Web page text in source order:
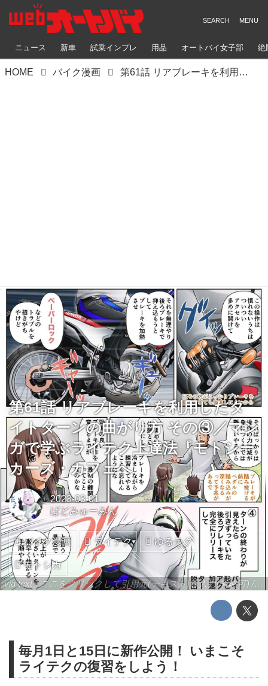
ニュース 新車 試乗インプレ 用品 オートバイ女子部 絶
HOME バイク漫画 第61話 リアブレーキを利用したタイトターンの曲がり方 その③／マンガで学ぶライテク上達法『モトシーカーズ・カフェへ
via text - ここをクリックして引用元(テキスト)を入力(省略可) / site.to.link.com - ここをクリックして引用元を入力(省略可)
第61話 リアブレーキを利用したタ
イトターンの曲がり方 その③／マン
ガで学ぶライテク上達法『モトシー
カーズ・カフェへ
2023-03-01
ばどみゅーみん
バイク漫画 ライテク ゆるテク
モトシカ
毎月1日と15日に新作公開！ いまこそ
ライテクの復習をしよう！